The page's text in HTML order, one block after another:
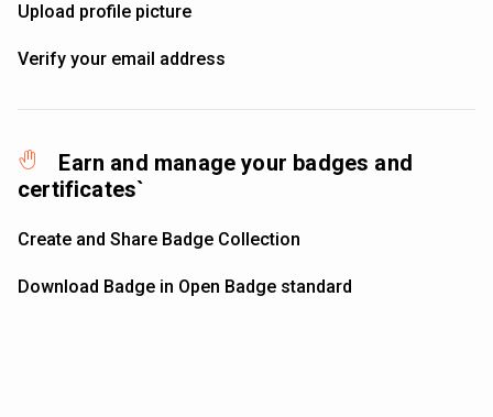
Upload profile picture
Verify your email address
Earn and manage your badges and
certificates`
Create and Share Badge Collection
Download Badge in Open Badge standard